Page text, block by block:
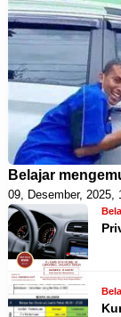
Belajar
09, Desember, 2025,